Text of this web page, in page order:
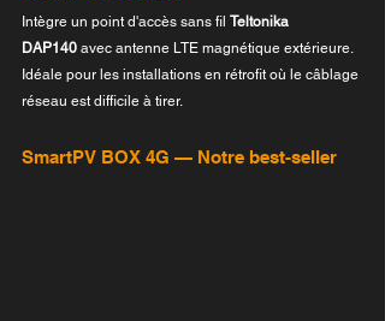
Intègre un point d'accès sans fil Teltonika
DAP140 avec antenne LTE magnétique extérieure.
Idéale pour les installations en rétrofit où le câblage
réseau est difficile à tirer.
SmartPV BOX 4G — Notre best-seller